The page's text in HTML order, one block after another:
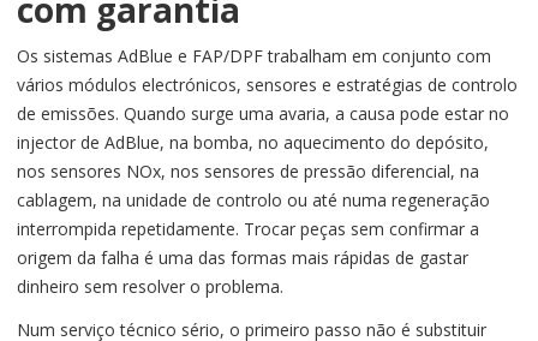
com garantia
Os sistemas AdBlue e FAP/DPF trabalham em conjunto com
vários módulos electrónicos, sensores e estratégias de controlo
de emissões. Quando surge uma avaria, a causa pode estar no
injector de AdBlue, na bomba, no aquecimento do depósito,
nos sensores NOx, nos sensores de pressão diferencial, na
cablagem, na unidade de controlo ou até numa regeneração
interrompida repetidamente. Trocar peças sem confirmar a
origem da falha é uma das formas mais rápidas de gastar
dinheiro sem resolver o problema.
Num serviço técnico sério, o primeiro passo não é substituir